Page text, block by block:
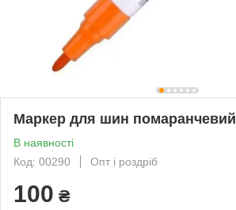
Маркер для шин помаранчевий
В наявності
Код: 00290
Опт і роздріб
100 ₴